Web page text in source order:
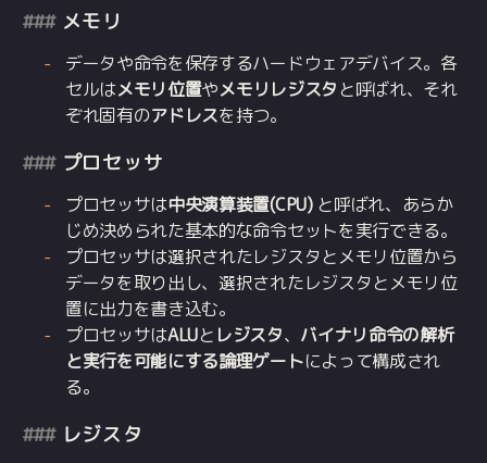
メモリ
データや命令を保存するハードウェアデバイス。各
セルはメモリ位置やメモリレジスタと呼ばれ、それ
ぞれ固有のアドレスを持つ。
プロセッサ
プロセッサは中央演算装置(CPU)と呼ばれ、あらか
じめ決められた基本的な命令セットを実行できる。
プロセッサは選択されたレジスタとメモリ位置から
データを取り出し、選択されたレジスタとメモリ位
置に出力を書き込む。
プロセッサはALUと レジスタ、 バイナリ命令の解析
と実行を可能にする論理ゲートによって構成され
る。
レジスタ